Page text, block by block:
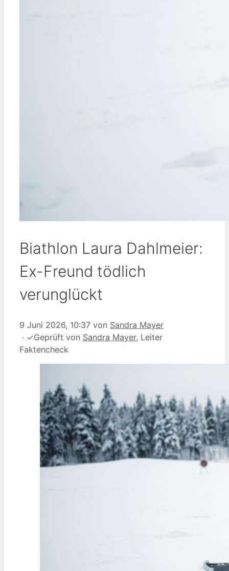
Biathlon Laura Dahlmeier:
Ex-Freund tödlich
verunglückt
9 Juni 2026, 10:37 von Sandra Mayer
· ✓Geprüft von Sandra Mayer, Leiter
Faktencheck